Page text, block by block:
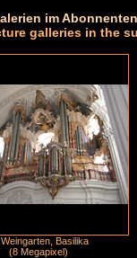
im
galleries in the
Basilika
(8 Megapixel)